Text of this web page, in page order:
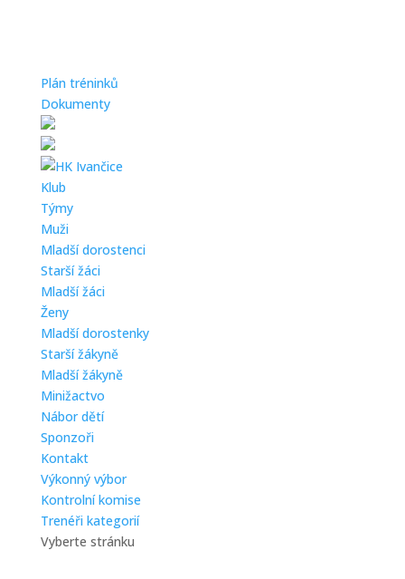
Plán tréninků
Dokumenty
Klub
Týmy
Muži
Mladší dorostenci
Starší žáci
Mladší žáci
Ženy
Mladší dorostenky
Starší žákyně
Mladší žákyně
Minižactvo
Nábor dětí
Sponzoři
Kontakt
Výkonný výbor
Kontrolní komise
Trenéři kategorií
Vyberte stránku